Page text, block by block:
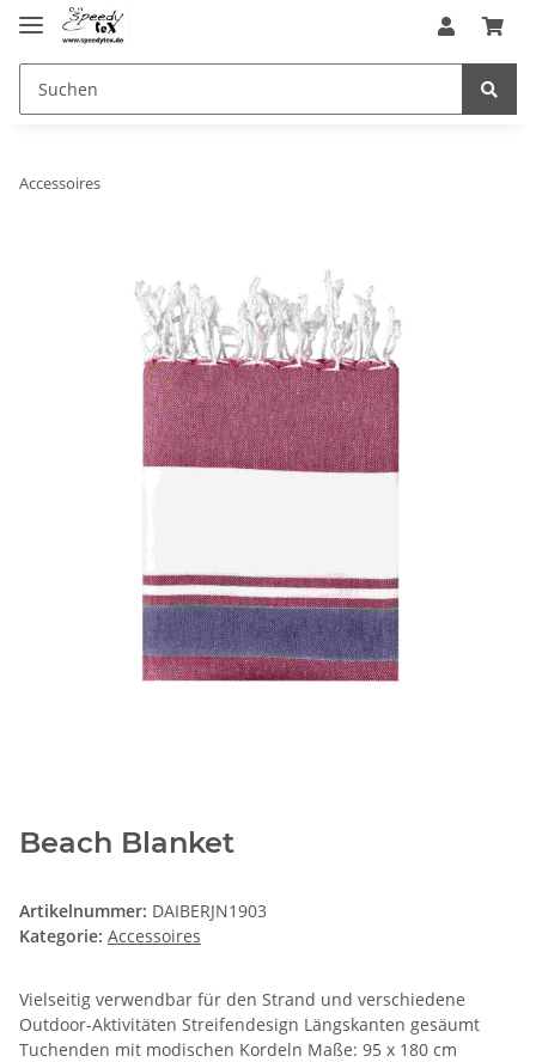
Accessoires
Beach Blanket
Artikelnummer: DAIBERJN1903
Kategorie: Accessoires
Vielseitig verwendbar für den Strand und verschiedene
Outdoor-Aktivitäten Streifendesign Längskanten gesäumt
Tuchenden mit modischen Kordeln Maße: 95 x 180 cm